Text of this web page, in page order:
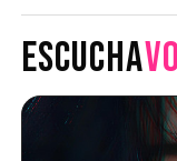
ESCUCHA